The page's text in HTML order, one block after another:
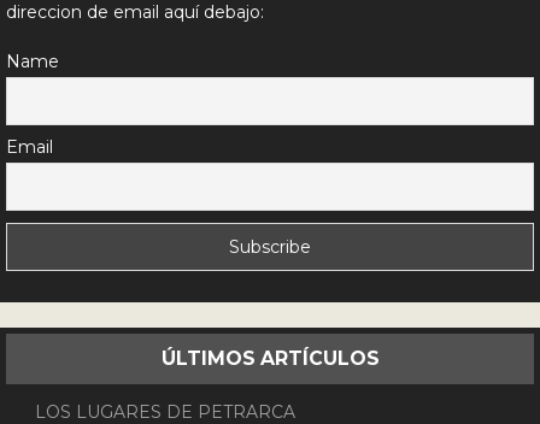
direccion de email aquí debajo:
Name
Email
ÚLTIMOS ARTÍCULOS
LOS LUGARES DE PETRARCA